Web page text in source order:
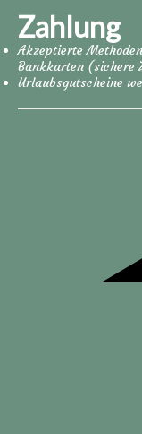
Zahlung
Akzeptierte
Bankkarten (sichere
Urlaubsgutscheine